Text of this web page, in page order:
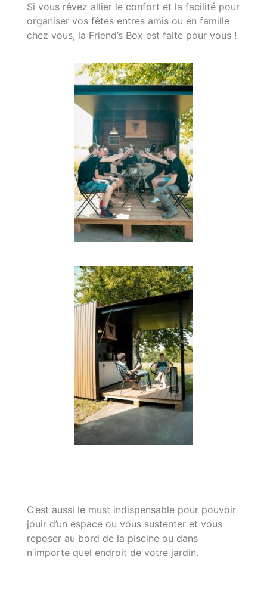
Si vous rêvez allier le confort et la facilité pour
organiser vos fêtes entres amis ou en famille
chez vous, la Friend’s Box est faite pour vous !
C’est aussi le must indispensable pour pouvoir
jouir d’un espace ou vous sustenter et vous
reposer au bord de la piscine ou dans
n’importe quel endroit de votre jardin.